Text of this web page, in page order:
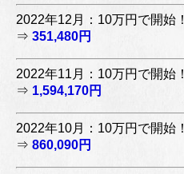
2022年12月：10万円で開始！
⇒ 351,480円
2022年11月：10万円で開始！
⇒ 1,594,170円
2022年10月：10万円で開始！
⇒ 860,090円